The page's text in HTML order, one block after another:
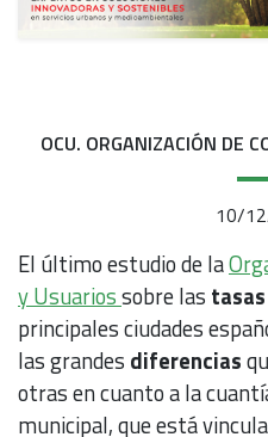
OCU. ORGANIZACIÓN DE
10/
El último estudio de la
y Usuariossobre las
principales ciudades
las grandes diferencias
otras en cuanto a la
municipal, que está